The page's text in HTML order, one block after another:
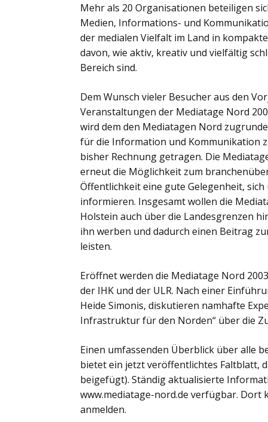
Mehr als 20 Organisationen beteiligen
Medien, Informations- und
der medialen Vielfalt im Land in
davon, wie aktiv, kreativ und vielfältig
Bereich sind.
Dem Wunsch vieler Besucher aus den
Veranstaltungen der Mediatage Nord
wird dem den Mediatagen Nord
für die Information und Kommunikation
bisher Rechnung getragen. Die
erneut die Möglichkeit zum
Öffentlichkeit eine gute Gelegenheit,
informieren. Insgesamt wollen die
Holstein auch über die Landesgrenzen
ihn werben und dadurch einen Beitrag
leisten.
Eröffnet werden die Mediatage Nord
der IHK und der ULR. Nach einer
Heide Simonis, diskutieren namhafte
Infrastruktur für den Norden“ über die
Einen umfassenden Überblick über alle
bietet ein jetzt veröffentlichtes Faltblatt,
beigefügt). Ständig aktualisierte
www.mediatage-nord.de verfügbar.
anmelden.